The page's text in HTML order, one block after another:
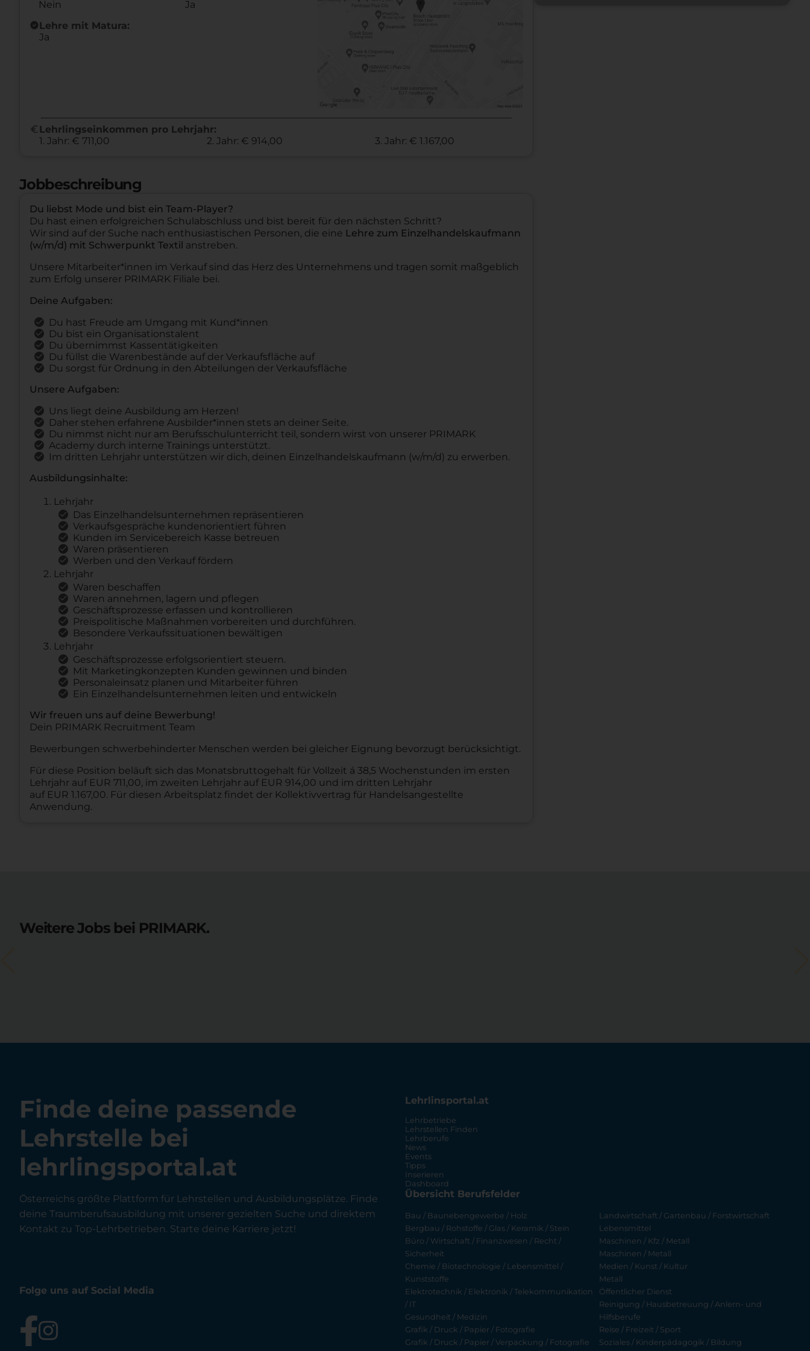
Nein
Ja
new_releasesLehre mit Matura:
Ja
euro Lehrlingseinkommen pro Lehrjahr:
1. Jahr: € 711,00
2. Jahr: € 914,00 3. Jahr: € 1.167,00
Jobbeschreibung
Du liebst Mode und bist ein Team-Player?
Du hast einen erfolgreichen Schulabschluss und bist bereit für den nächsten Schritt?
Wir sind auf der Suche nach enthusiastischen Personen, die eine Lehre zum Einzelhandelskaufmann
(w/m/d) mit Schwerpunkt Textil anstreben.
Unsere Mitarbeiter*innen im Verkauf sind das Herz des Unternehmens und tragen somit maßgeblich
zum Erfolg unserer PRIMARK Filiale bei.
Deine Aufgaben:
Du hast Freude am Umgang mit Kund*innen
Du bist ein Organisationstalent
Du übernimmst Kassentätigkeiten
Du füllst die Warenbestände auf der Verkaufsfläche auf
Du sorgst für Ordnung in den Abteilungen der Verkaufsfläche
Unsere Aufgaben:
Uns liegt deine Ausbildung am Herzen!
Daher stehen erfahrene Ausbilder*innen stets an deiner Seite.
Du nimmst nicht nur am Berufsschulunterricht teil, sondern wirst von unserer PRIMARK
Academy durch interne Trainings unterstützt.
Im dritten Lehrjahr unterstützen wir dich, deinen Einzelhandelskaufmann (w/m/d) zu erwerben.
Ausbildungsinhalte:
Lehrjahr
Das Einzelhandelsunternehmen repräsentieren
Verkaufsgespräche kundenorientiert führen
Kunden im Servicebereich Kasse betreuen
Waren präsentieren
Werben und den Verkauf fördern
Lehrjahr
Waren beschaffen
Waren annehmen, lagern und pflegen
Geschäftsprozesse erfassen und kontrollieren
Preispolitische Maßnahmen vorbereiten und durchführen.
Besondere Verkaufssituationen bewältigen
Lehrjahr
Geschäftsprozesse erfolgsorientiert steuern.
Mit Marketingkonzepten Kunden gewinnen und binden
Personaleinsatz planen und Mitarbeiter führen
Ein Einzelhandelsunternehmen leiten und entwickeln
Wir freuen uns auf deine Bewerbung!
Dein PRIMARK Recruitment Team
Bewerbungen schwerbehinderter Menschen werden bei gleicher Eignung bevorzugt berücksichtigt.
Für diese Position beläuft sich das Monatsbruttogehalt für Vollzeit á 38,5 Wochenstunden im ersten
Lehrjahr auf EUR 711,00, im zweiten Lehrjahr auf EUR 914,00 und im dritten Lehrjahr
auf EUR 1.167,00. Für diesen Arbeitsplatz findet der Kollektivvertrag für Handelsangestellte
Anwendung.
Weitere Jobs bei PRIMARK.
Finde deine passende
Lehrstelle bei
lehrlingsportal.at
Österreichs größte Plattform für Lehrstellen und Ausbildungsplätze. Finde
deine Traumberufsausbildung mit unserer gezielten Suche und direktem
Kontakt zu Top-Lehrbetrieben. Starte deine Karriere jetzt!
Folge uns auf Social Media
Lehrlinsportal.at
Lehrbetriebe
Lehrstellen Finden
Lehrberufe
News
Events
Tipps
Inserieren
Dashboard
Übersicht Berufsfelder
Bau / Baunebengewerbe / Holz
Bergbau / Rohstoffe / Glas / Keramik / Stein
Büro / Wirtschaft / Finanzwesen / Recht /
Sicherheit
Chemie / Biotechnologie / Lebensmittel /
Kunststoffe
Elektrotechnik / Elektronik / Telekommunikation
/ IT
Gesundheit / Medizin
Grafik / Druck / Papier / Fotografie
Grafik / Druck / Papier / Verpackung / Fotografie
Landwirtschaft / Gartenbau / Forstwirtschaft
Lebensmittel
Maschinen / Kfz / Metall
Maschinen / Metall
Medien / Kunst / Kultur
Metall
Öffentlicher Dienst
Reinigung / Hausbetreuung / Anlern- und
Hilfsberufe
Reise / Freizeit / Sport
Soziales / Kinderpädagogik / Bildung